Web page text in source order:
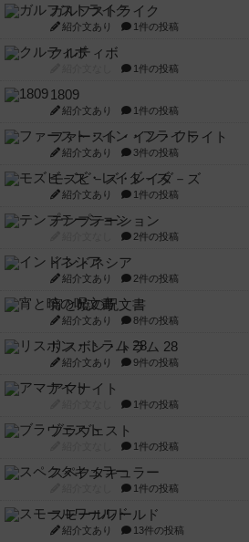
ガルフストライク
紹介文あり 1件の投稿
クルティボ
1件の投稿
1809
紹介文あり 1件の投稿
ファースト・イン・フライト
紹介文あり 3件の投稿
モズビ－ズ・レイダ－ズ
紹介文あり 1件の投稿
テンプテーション
2件の投稿
インドネシア
紹介文あり 2件の投稿
宵と暁の呪文書
紹介文あり 8件の投稿
リスボン・トラム 28
紹介文あり 9件の投稿
アマナイト
1件の投稿
ブラヴェスト
1件の投稿
スペクタキュラー
1件の投稿
スモールワールド
紹介文あり 13件の投稿